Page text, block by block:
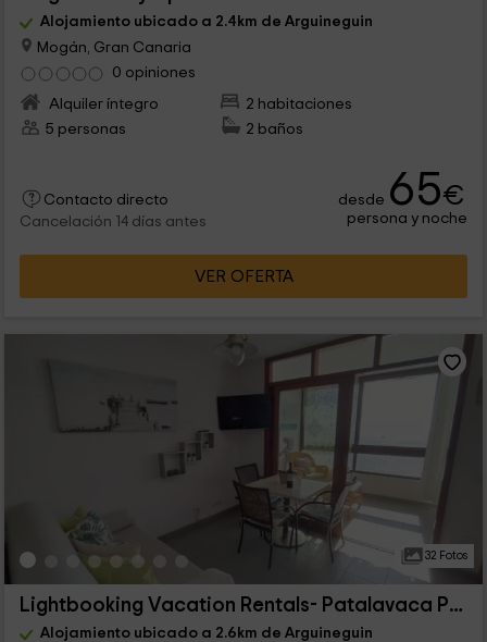
Alojamiento ubicado a 2.4km de Arguineguin
Mogán, Gran Canaria
0 opiniones
Alquiler íntegro
2 habitaciones
5 personas
2 baños
Contacto directo
Cancelación 14 días antes
desde 65€
persona y noche
VER OFERTA
32 Fotos
Lightbooking Vacation Rentals- Patalavaca Paco 614
Alojamiento ubicado a 2.6km de Arguineguin